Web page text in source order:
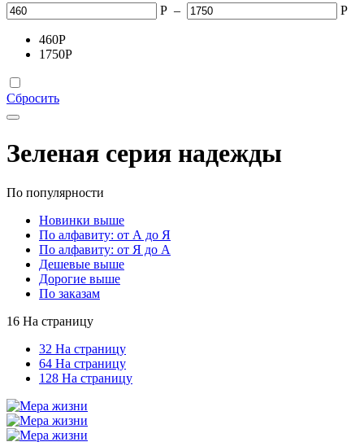
Р – Р
460Р
1750Р
Сбросить
Зеленая серия надежды
По популярности
Новинки выше
По алфавиту: от А до Я
По алфавиту: от Я до А
Дешевые выше
Дорогие выше
По заказам
16 На страницу
32 На страницу
64 На страницу
128 На страницу